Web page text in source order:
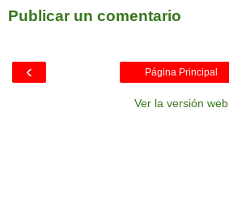
Publicar un comentario
‹ Página Principal
Ver la versión web